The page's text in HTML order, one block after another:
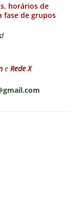
horários de
fase de grupos
e Rede X